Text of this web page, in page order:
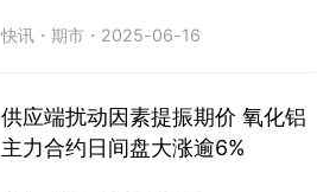
快讯 ・期市 ・ 2025-06-16
供应端扰动因素提振期价 氧化铝
主力合约日间盘大涨逾6%